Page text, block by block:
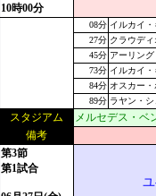
10時00分
08分 イルカイ
27分 クラウデ
45分 アーリン
73分 イルカイ
84分 オスカー・
89分 ラヤン・シ
スタジアム メルセデス・ベ
備考
第3節
第1試合